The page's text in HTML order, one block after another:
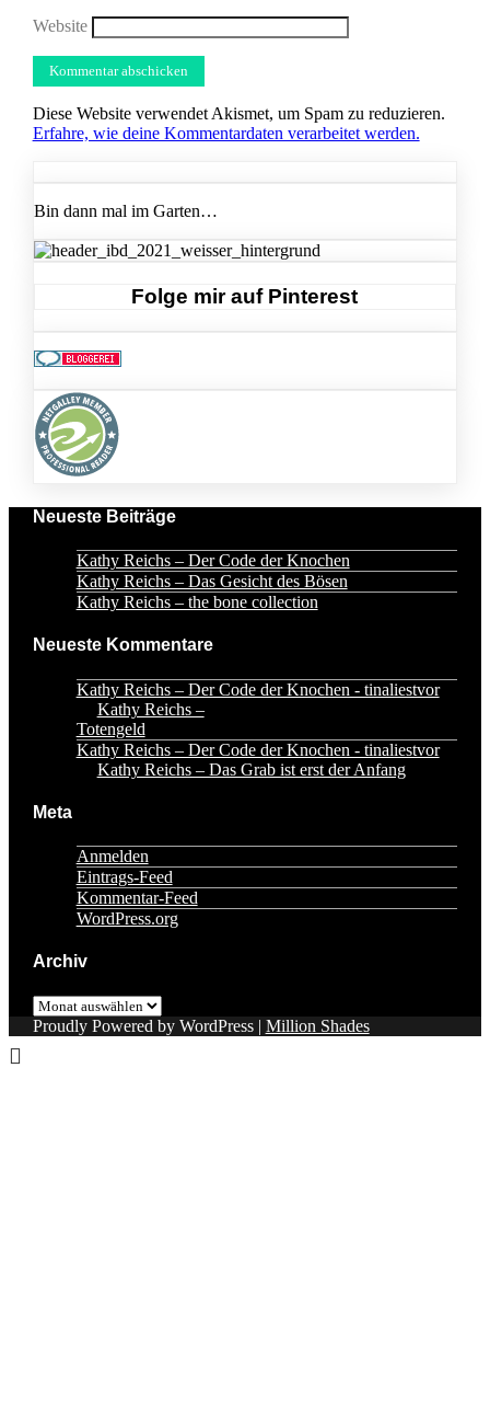
Website
Diese Website verwendet Akismet, um Spam zu reduzieren.
Erfahre, wie deine Kommentardaten verarbeitet werden.
Bin dann mal im Garten…
Folge mir auf Pinterest
Neueste Beiträge
Kathy Reichs – Der Code der Knochen
Kathy Reichs – Das Gesicht des Bösen
Kathy Reichs – the bone collection
Neueste Kommentare
Kathy Reichs – Der Code der Knochen - tinaliestvor
Kathy Reichs –
Totengeld
Kathy Reichs – Der Code der Knochen - tinaliestvor
Kathy Reichs – Das Grab ist erst der Anfang
Meta
Anmelden
Eintrags-Feed
Kommentar-Feed
WordPress.org
Archiv
Archiv
Proudly Powered by WordPress | Million Shades